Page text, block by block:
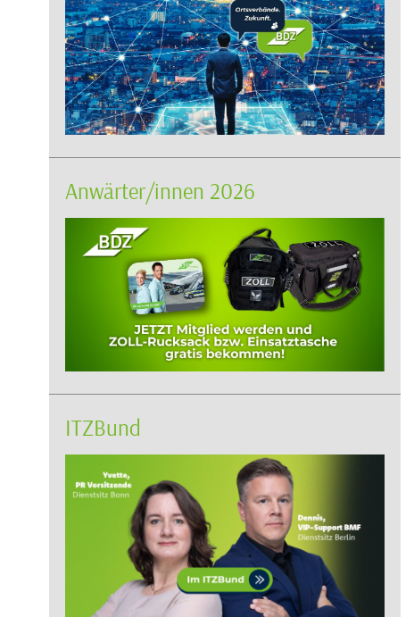
Anwärter/innen 2026
ITZBund